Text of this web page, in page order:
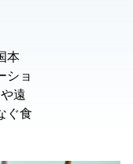
本
ショ
遠
ぐ食